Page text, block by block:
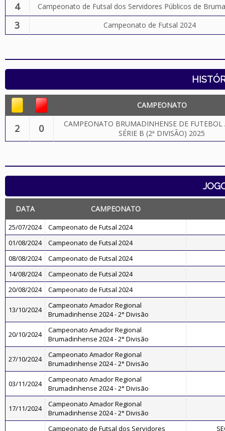
4 Campeonato de Futsal dos Servidores Públicos de
3 Campeonato de Futsal 2024
CAMPEONATO
2 0
CAMPEONATO BRUMADINHENSE DE
SÉRIE B (2ª DIVISÃO) 2025
DATA CAMPEONATO
25/07/2024
Campeonato de Futsal 2024
01/08/2024
Campeonato de Futsal 2024
08/08/2024
Campeonato de Futsal 2024
14/08/2024
Campeonato de Futsal 2024
20/08/2024
Campeonato de Futsal 2024
13/10/2024
Campeonato Amador Regional
Brumadinhense 2024 - 2° Divisão
20/10/2024
Campeonato Amador Regional
Brumadinhense 2024 - 2° Divisão
27/10/2024
Campeonato Amador Regional
Brumadinhense 2024 - 2° Divisão
03/11/2024
Campeonato Amador Regional
Brumadinhense 2024 - 2° Divisão
17/11/2024
Campeonato Amador Regional
Brumadinhense 2024 - 2° Divisão
Campeonato de Futsal dos Servidores